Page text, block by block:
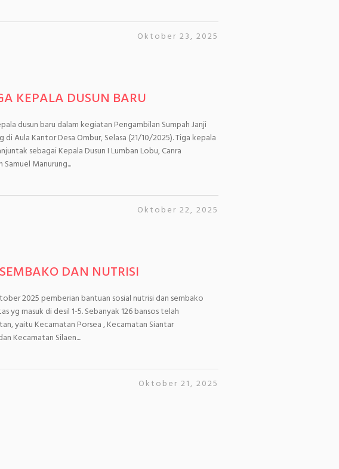
Oktober 23, 2025
KEPALA DUSUN BARU
dusun baru dalam kegiatan Pengambilan Sumpah Janji
Aula Kantor Desa Ombur, Selasa (21/10/2025). Tiga kepala
sebagai Kepala Dusun I Lumban Lobu, Canra
Manurung...
Oktober 22, 2025
DAN NUTRISI
2025 pemberian bantuan sosial nutrisi dan sembako
yg masuk di desil 1-5. Sebanyak 126 bansos telah
yaitu Kecamatan Porsea , Kecamatan Siantar
Kecamatan Silaen....
Oktober 21, 2025